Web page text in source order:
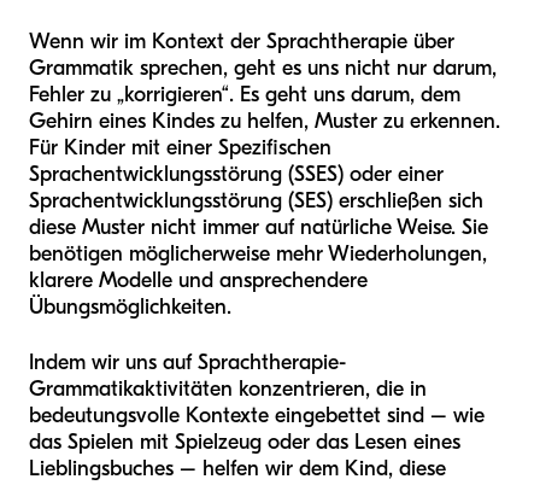
Wenn wir im Kontext der Sprachtherapie über
Grammatik sprechen, geht es uns nicht nur darum,
Fehler zu „korrigieren“. Es geht uns darum, dem
Gehirn eines Kindes zu helfen, Muster zu erkennen.
Für Kinder mit einer Spezifischen
Sprachentwicklungsstörung (SSES) oder einer
Sprachentwicklungsstörung (SES) erschließen sich
diese Muster nicht immer auf natürliche Weise. Sie
benötigen möglicherweise mehr Wiederholungen,
klarere Modelle und ansprechendere
Übungsmöglichkeiten.
Indem wir uns auf Sprachtherapie-
Grammatikaktivitäten konzentrieren, die in
bedeutungsvolle Kontexte eingebettet sind – wie
das Spielen mit Spielzeug oder das Lesen eines
Lieblingsbuches – helfen wir dem Kind, diese